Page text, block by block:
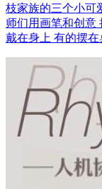
枝家族的三个小可
师们用画笔和创
戴在身上 有的摆